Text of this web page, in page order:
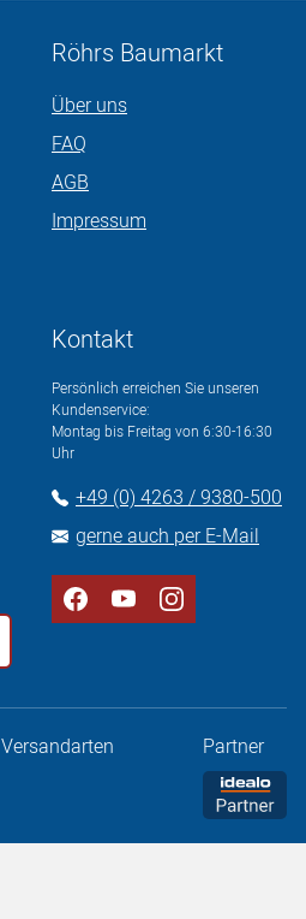
Röhrs Baumarkt
Über uns
FAQ
AGB
Impressum
Kontakt
Persönlich erreichen Sie unseren
Kundenservice:
Montag bis Freitag von 6:30-16:30
Uhr
+49 (0) 4263 / 9380-500
gerne auch per E-Mail
Versandarten Partner